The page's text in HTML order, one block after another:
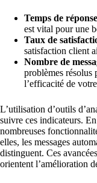
Temps de
est vital pour une
Taux de
satisfaction client
Nombre de
problèmes résolus
l’efficacité de
L’utilisation d’outils
suivre ces indicateurs.
nombreuses
elles, les messages
distinguent. Ces
orientent l’amélioration